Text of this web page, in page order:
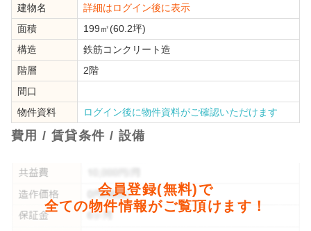
建物名
詳細はログイン後に表示
面積
199㎡(60.2坪)
構造
鉄筋コンクリート造
階層
2階
間口
物件資料
ログイン後に物件資料がご確認いただけます
費用 / 賃貸条件 / 設備
会員登録(無料)で
全ての物件情報がご覧頂けます！